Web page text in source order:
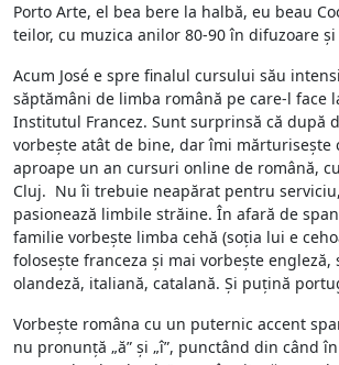
Porto Arte, el bea bere la halbă, eu beau
teilor, cu muzica anilor 80-90 în difuzoare
Acum José e spre finalul cursului său
săptămâni de limba română pe care-l face
Institutul Francez. Sunt surprinsă că după
vorbește atât de bine, dar îmi mărturisește
aproape un an cursuri online de română,
Cluj. Nu îi trebuie neapărat pentru
pasionează limbile străine. În afară de
familie vorbește limba cehă (soția lui e
folosește franceza și mai vorbește engleză,
olandeză, italiană, catalană. Și puțină
Vorbește româna cu un puternic accent
nu pronunță „ă” și „î”, punctând din când